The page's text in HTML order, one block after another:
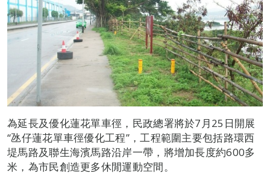
為延長及優化蓮花單車徑，民政總署將於7月25日開展
“氹仔蓮花單車徑優化工程”，工程範圍主要包括路環西
堤馬路及聯生海濱馬路沿岸一帶，將增加長度約600多
米，為市民創造更多休閒運動空間。